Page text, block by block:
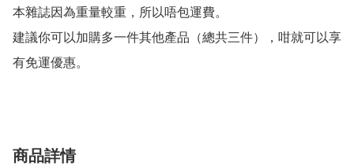
本雜誌因為重量較重，所以唔包運費。
建議你可以加購多一件其他產品（總共三件），咁就可以享
商品詳情